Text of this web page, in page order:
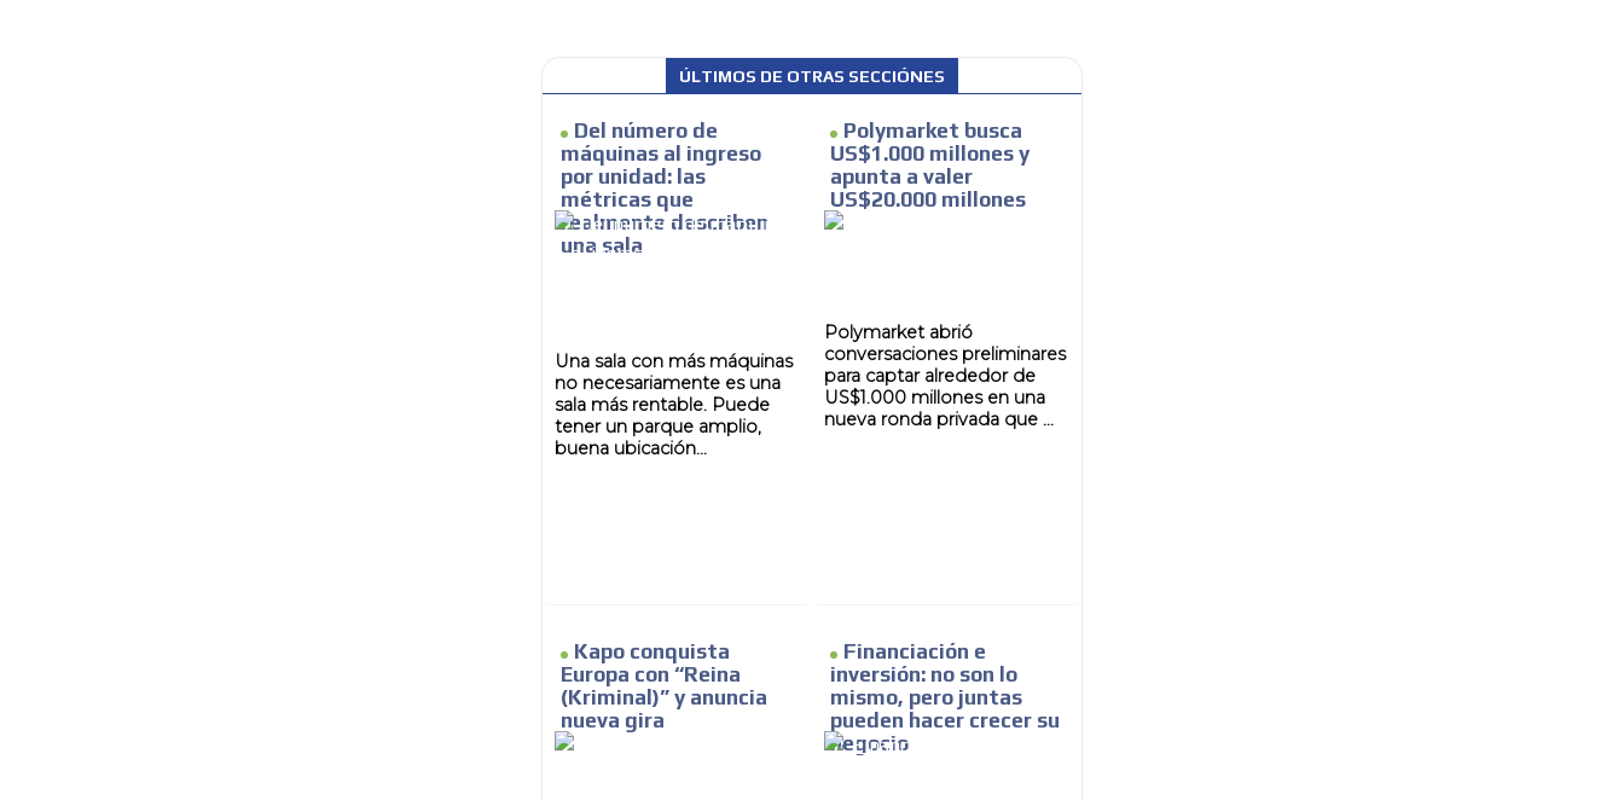
ÚLTIMOS DE OTRAS SECCIÓNES
Del número de
máquinas al ingreso
por unidad: las
métricas que
realmente describen
una sala
Una sala con más máquinas
no necesariamente es una
sala más rentable. Puede
tener un parque amplio,
buena ubicación...
Polymarket busca
US$1.000 millones y
apunta a valer
US$20.000 millones
Polymarket abrió
conversaciones preliminares
para captar alrededor de
US$1.000 millones en una
nueva ronda privada que ...
Kapo conquista
Europa con “Reina
(Kriminal)” y anuncia
nueva gira
Financiación e
inversión: no son lo
mismo, pero juntas
pueden hacer crecer su
negocio
ADS
ADVERTISEMENT
MEDIUM